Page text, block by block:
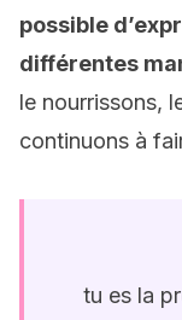
possible
différentes
le nourrissons,
continuons à
tu es la